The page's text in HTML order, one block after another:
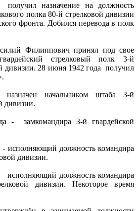
назначение на должность
полка 80-й стрелковой дивизии
фронта. Добился перевода в полк
Филиппович принял под свое
стрелковый полк 3-й
дивизии. 28 июня 1942 года получил
начальником штаба 3-й
дивизии.
- замкомандира 3-й гвардейской
исполняющий должность командира
дивизии.
исполняющий должность командира
дивизии. Некоторое время